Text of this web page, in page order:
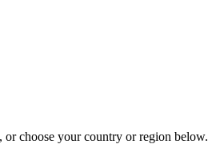
, or choose your country or region below.